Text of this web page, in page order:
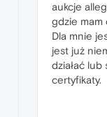
aukcje
gdzie mam
Dla mnie
jest już
działać lub
certyfikaty.